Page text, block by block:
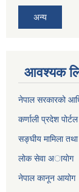
अन्य
आवश्यक
नेपाल सरकारको
कर्णाली प्रदेश पोर्टल
सङ्घीय मामिला
लाेक सेवा अायाेग
नेपाल कानून आयोग